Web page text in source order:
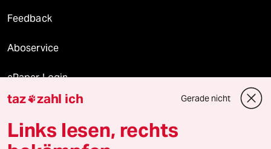
Feedback
Aboservice
ePaper Login
Downloads für Abonnierende
taz zahl ich Gerade nicht
Links lesen, rechts